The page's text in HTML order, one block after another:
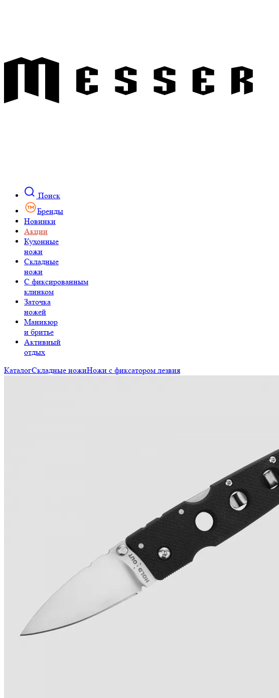
Поиск
Бренды
Новинки
Акции
Кухонные
ножи
Складные
ножи
C фиксированным
клинком
Заточка
ножей
Маникюр
и бритье
Активный
отдых
КаталогСкладные ножиНожи с фиксатором лезвия